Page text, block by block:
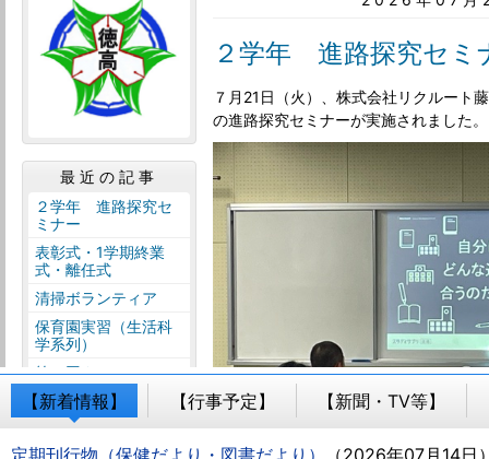
【新着情報】 【行事予定】 【新聞・TV等】
定期刊行物（保健だより・図書だより） （2026年07月14日